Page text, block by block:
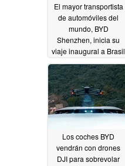
El mayor transportista
de automóviles del
mundo, BYD
Shenzhen, inicia su
viaje inaugural a Brasil
con 7.000 coches
eléctricos04/28/2025
Los coches BYD
vendrán con drones
DJI para sobrevolar